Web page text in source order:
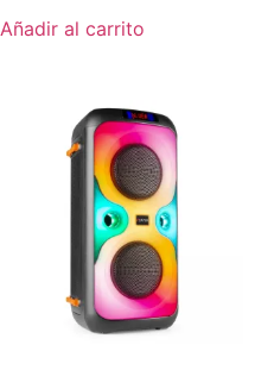
Añadir al carrito